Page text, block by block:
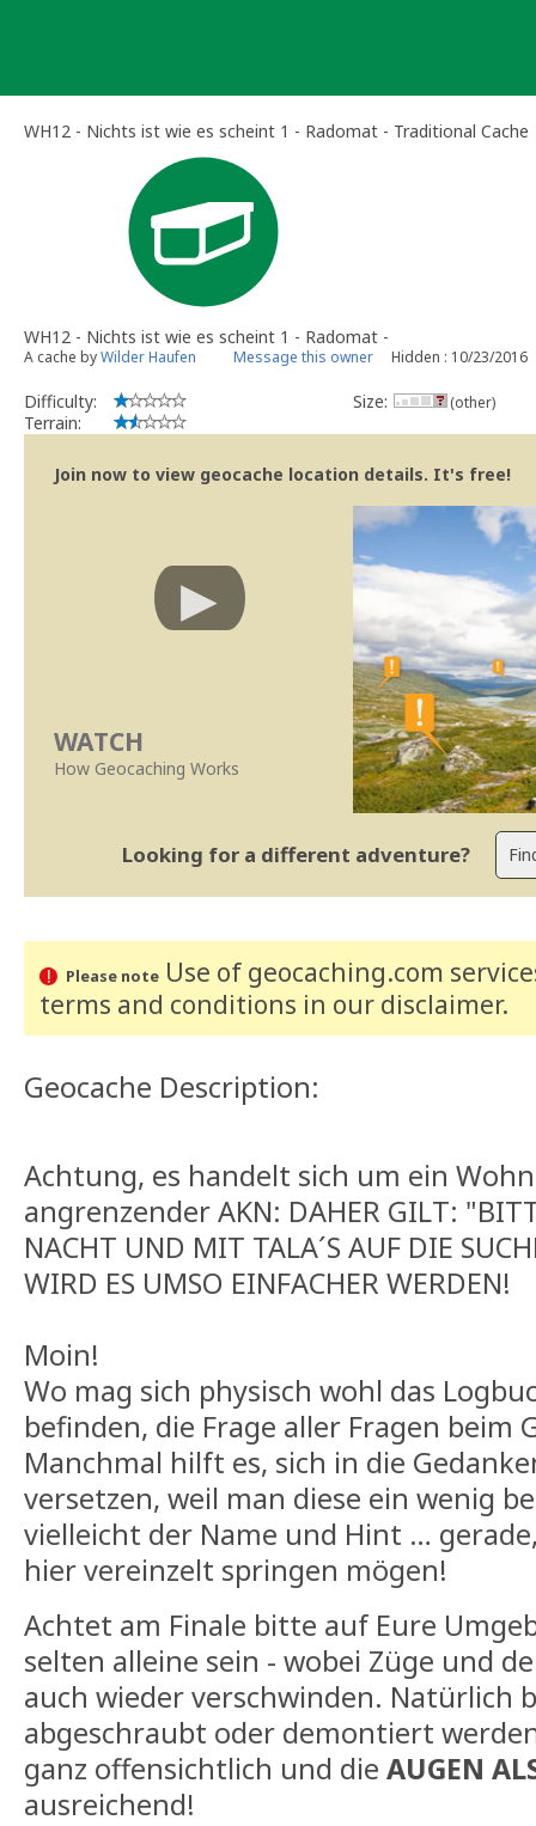
WH12 - Nichts ist wie es scheint 1 - Radomat - Traditional Cache
WH12 - Nichts ist wie es scheint 1 - Radomat -
A cache byWilder Haufen Message this owner Hidden : 10/23/2016
Difficulty:
Terrain:
Size: (other)
Join now to view geocache location details. It's free!
WATCH
How Geocaching Works
Looking for a different adventure?
Please noteUse of geocaching.com
terms and conditions in our disclaimer.
Geocache Description:
Achtung, es handelt sich um ein
angrenzender AKN: DAHER GILT:
NACHT UND MIT TALA´S AUF DIE
WIRD ES UMSO EINFACHER WERDEN!
Moin!
Wo mag sich physisch wohl das
befinden, die Frage aller Fragen beim
Manchmal hilft es, sich in die
versetzen, weil man diese ein wenig
vielleicht der Name und Hint …
hier vereinzelt springen mögen!
Achtet am Finale bitte auf Eure
selten alleine sein - wobei Züge und
auch wieder verschwinden. Natürlich
abgeschraubt oder demontiert
ganz offensichtlich und die AUGEN
ausreichend!